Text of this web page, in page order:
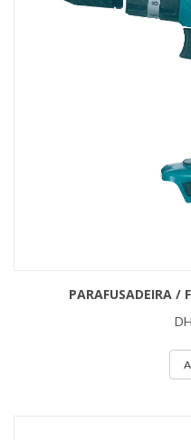
PARAFUSADEIRA /